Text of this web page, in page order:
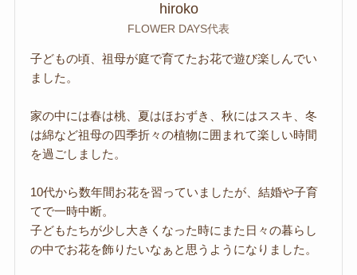
hiroko
FLOWER DAYS代表
子どもの頃、祖母が庭で育てたお花で遊び楽しんでい
ました。
家の中には春は桃、夏はほおずき、秋にはススキ、冬
は綿など祖母の四季折々の植物に囲まれて楽しい時間
を過ごしました。
10代から数年間お花を習っていましたが、結婚や子育
てで一時中断。
子どもたちが少し大きくなった時にまた日々の暮らし
の中でお花を飾りたいなぁと思うようになりました。